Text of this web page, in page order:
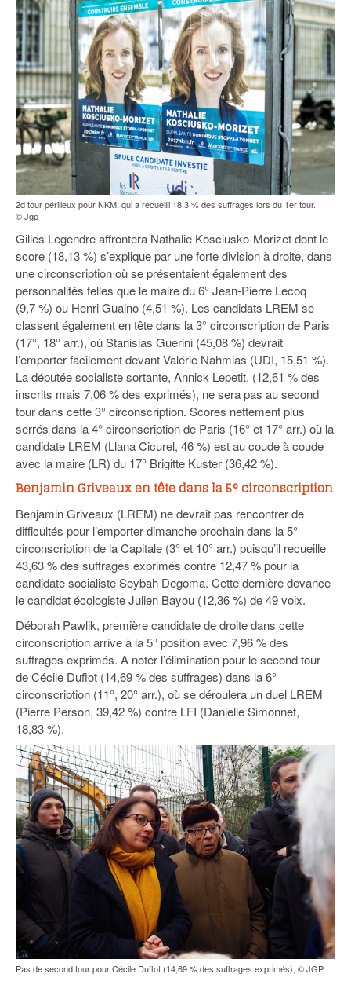
2d tour périlleux pour NKM, qui a recueilli 18,3 % des suffrages lors du 1er tour.
© Jgp
Gilles Legendre affrontera Nathalie Kosciusko-Morizet dont le
score (18,13 %) s’explique par une forte division à droite, dans
une circonscription où se présentaient également des
personnalités telles que le maire du 6° Jean-Pierre Lecoq
(9,7 %) ou Henri Guaino (4,51 %). Les candidats LREM se
classent également en tête dans la 3° circonscription de Paris
(17°, 18° arr.), où Stanislas Guerini (45,08 %) devrait
l’emporter facilement devant Valérie Nahmias (UDI, 15,51 %).
La députée socialiste sortante, Annick Lepetit, (12,61 % des
inscrits mais 7,06 % des exprimés), ne sera pas au second
tour dans cette 3° circonscription. Scores nettement plus
serrés dans la 4° circonscription de Paris (16° et 17° arr.) où la
candidate LREM (Llana Cicurel, 46 %) est au coude à coude
avec la maire (LR) du 17° Brigitte Kuster (36,42 %).
Benjamin Griveaux en tête dans la 5° circonscription
Benjamin Griveaux (LREM) ne devrait pas rencontrer de
difficultés pour l’emporter dimanche prochain dans la 5°
circonscription de la Capitale (3° et 10° arr.) puisqu’il recueille
43,63 % des suffrages exprimés contre 12,47 % pour la
candidate socialiste Seybah Degoma. Cette dernière devance
le candidat écologiste Julien Bayou (12,36 %) de 49 voix.
Déborah Pawlik, première candidate de droite dans cette
circonscription arrive à la 5° position avec 7,96 % des
suffrages exprimés. A noter l’élimination pour le second tour
de Cécile Duflot (14,69 % des suffrages) dans la 6°
circonscription (11°, 20° arr.), où se déroulera un duel LREM
(Pierre Person, 39,42 %) contre LFI (Danielle Simonnet,
18,83 %).
Pas de second tour pour Cécile Duflot (14,69 % des suffrages exprimés), © JGP